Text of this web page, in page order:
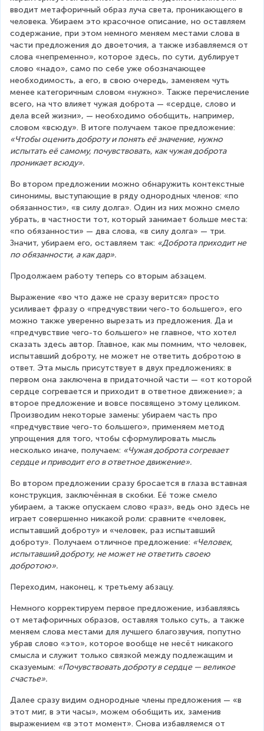
вводит метафоричный образ луча света, проникающего в
человека. Убираем это красочное описание, но оставляем
содержание, при этом немного меняем местами слова в
части предложения до двоеточия, а также избавляемся от
слова «непременно», которое здесь, по сути, дублирует
слово «надо», само по себе уже обозначающее
необходимость, а его, в свою очередь, заменяем чуть
менее категоричным словом «нужно». Также перечисление
всего, на что влияет чужая доброта — «сердце, слово и
дела всей жизни», — необходимо обобщить, например,
словом «всюду». В итоге получаем такое предложение:
«Чтобы оценить доброту и понять её значение, нужно
испытать её самому, почувствовать, как чужая доброта
проникает всюду».
Во втором предложении можно обнаружить контекстные
синонимы, выступающие в ряду однородных членов: «по
обязанности», «в силу долга». Один из них можно смело
убрать, в частности тот, который занимает больше места:
«по обязанности» — два слова, «в силу долга» — три.
Значит, убираем его, оставляем так: «Доброта приходит не
по обязанности, а как дар».
Продолжаем работу теперь со вторым абзацем.
Выражение «во что даже не сразу верится» просто
усиливает фразу о «предчувствии чего-то большего», его
можно также уверенно вырезать из предложения. Да и
«предчувствие чего-то большего» не главное, что хотел
сказать здесь автор. Главное, как мы помним, что человек,
испытавший доброту, не может не ответить добротою в
ответ. Эта мысль присутствует в двух предложениях: в
первом она заключена в придаточной части — «от которой
сердце согревается и приходит в ответное движение»; а
второе предложение и вовсе посвящено этому целиком.
Производим некоторые замены: убираем часть про
«предчувствие чего-то большего», применяем метод
упрощения для того, чтобы сформулировать мысль
несколько иначе, получаем: «Чужая доброта согревает
сердце и приводит его в ответное движение».
Во втором предложении сразу бросается в глаза вставная
конструкция, заключённая в скобки. Её тоже смело
убираем, а также опускаем слово «раз», ведь оно здесь не
играет совершенно никакой роли: сравните «человек,
испытавший доброту» и «человек, раз испытавший
доброту». Получаем отличное предложение: «Человек,
испытавший доброту, не может не ответить своею
добротою».
Переходим, наконец, к третьему абзацу.
Немного корректируем первое предложение, избавляясь
от метафоричных образов, оставляя только суть, а также
меняем слова местами для лучшего благозвучия, попутно
убрав слово «это», которое вообще не несёт никакого
смысла и служит только связкой между подлежащим и
сказуемым: «Почувствовать доброту в сердце — великое
счастье».
Далее сразу видим однородные члены предложения — «в
этот миг, в эти часы», можем обобщить их, заменив
выражением «в этот момент». Снова избавляемся от